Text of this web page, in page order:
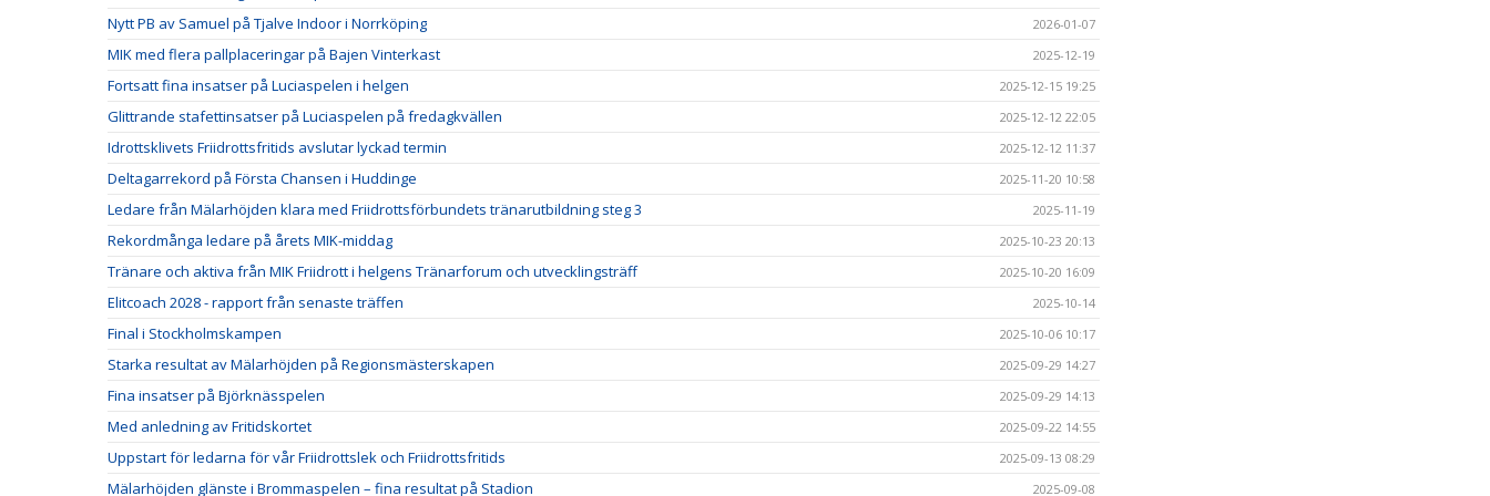
Nytt PB av Samuel på Tjalve Indoor i Norrköping 2026-01-07
MIK med flera pallplaceringar på Bajen Vinterkast 2025-12-19
Fortsatt fina insatser på Luciaspelen i helgen 2025-12-15 19:25
Glittrande stafettinsatser på Luciaspelen på fredagkvällen 2025-12-12 22:05
Idrottsklivets Friidrottsfritids avslutar lyckad termin 2025-12-12 11:37
Deltagarrekord på Första Chansen i Huddinge 2025-11-20 10:58
Ledare från Mälarhöjden klara med Friidrottsförbundets tränarutbildning steg 3 2025-11-19
Rekordmånga ledare på årets MIK-middag 2025-10-23 20:13
Tränare och aktiva från MIK Friidrott i helgens Tränarforum och utvecklingsträff 2025-10-20 16:09
Elitcoach 2028 - rapport från senaste träffen 2025-10-14
Final i Stockholmskampen 2025-10-06 10:17
Starka resultat av Mälarhöjden på Regionsmästerskapen 2025-09-29 14:27
Fina insatser på Björknässpelen 2025-09-29 14:13
Med anledning av Fritidskortet 2025-09-22 14:55
Uppstart för ledarna för vår Friidrottslek och Friidrottsfritids 2025-09-13 08:29
Mälarhöjden glänste i Brommaspelen – fina resultat på Stadion 2025-09-08